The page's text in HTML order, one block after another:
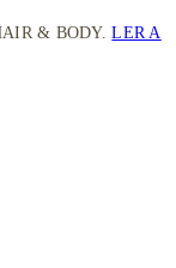
& BODY.LER A